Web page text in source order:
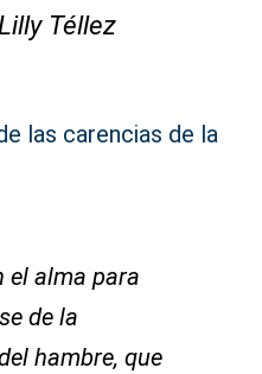
Téllez
las carencias de la
el alma para
de la
hambre, que